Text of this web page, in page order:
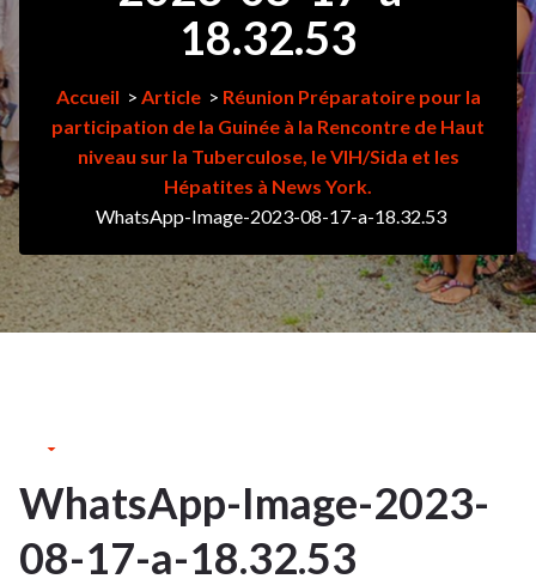
18.32.53
Accueil > Article> Réunion Préparatoire pour la
participation de la Guinée à la Rencontre de Haut
niveau sur la Tuberculose, le VIH/Sida et les
Hépatites à News York.
WhatsApp-Image-2023-08-17-a-18.32.53
24
AOÛT
WhatsApp-Image-2023-
08-17-a-18.32.53